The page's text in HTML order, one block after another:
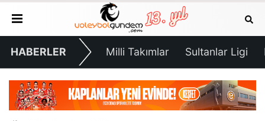
HABERLER Milli Takımlar Sultanlar Ligi